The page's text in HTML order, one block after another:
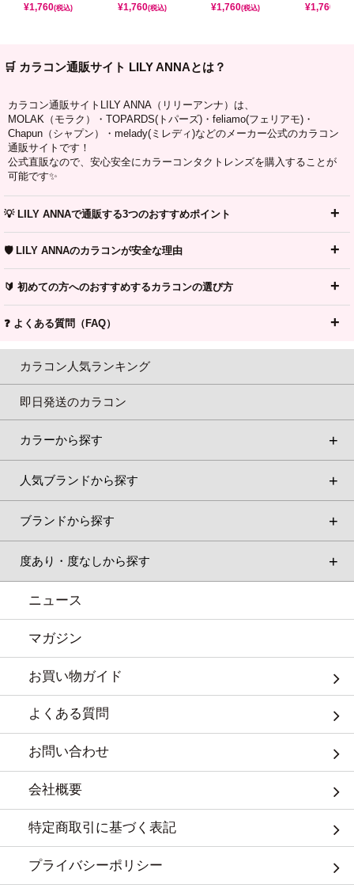
¥1,760(税込) ¥1,760(税込) ¥1,760(税込) ¥1,760
🛒 カラコン通販サイト LILY ANNAとは？
カラコン通販サイトLILY ANNA（リリーアンナ）は、
MOLAK（モラク）・TOPARDS(トパーズ)・feliamo(フェリアモ)・
Chapun（シャプン）・melady(ミレディ)などのメーカー公式のカラコン
通販サイトです！
公式直販なので、安心安全にカラーコンタクトレンズを購入することが
可能です✨
💡 LILY ANNAで通販する3つのおすすめポイント
🛡️ LILY ANNAのカラコンが安全な理由
🔰 初めての方へのおすすめするカラコンの選び方
❓ よくある質問（FAQ）
カラコン人気ランキング
即日発送のカラコン
カラーから探す
人気ブランドから探す
ブランドから探す
度あり・度なしから探す
ニュース
マガジン
お買い物ガイド
よくある質問
お問い合わせ
会社概要
特定商取引に基づく表記
プライバシーポリシー